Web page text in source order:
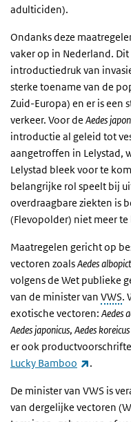
adulticiden).
Ondanks deze
vaker op in Nederland.
introductiedruk van
sterke toename van de
Zuid-Europa) en er is een
verkeer. Voor de Aedes
introductie al geleid tot
aangetroffen in Lelystad,
Lelystad bleek voor te
belangrijke rol speelt bij
overdraagbare ziekten is
(Flevopolder) niet meer
Maatregelen gericht op
vectoren zoalsAedes
volgens de Wet publieke
van de minister van VWS.
exotische vectoren: Aedes
Aedes japonicus, Aedes koreicus
er ook
Lucky Bamboo
(externe
.
De minister van VWS is
van dergelijke vectoren